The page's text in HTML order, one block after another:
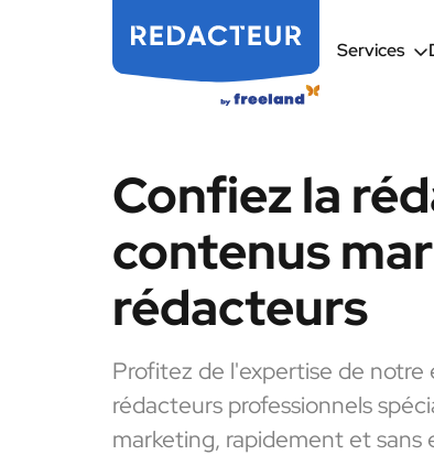
Services
Confiez la
contenus
rédacteurs
Profitez de l'expertise de
rédacteurs professionnels
marketing, rapidement et sans